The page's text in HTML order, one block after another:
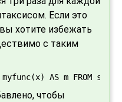
Если это
хотите избежать
с таким
myfunc(x) AS m FROM
чтобы